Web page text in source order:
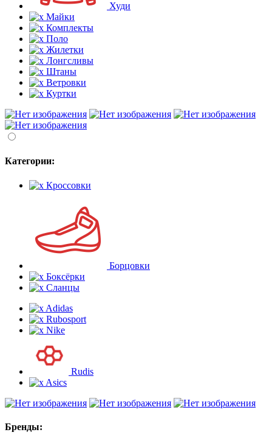
Худи
Майки
Комплекты
Поло
Жилетки
Лонгсливы
Штаны
Ветровки
Куртки
Категории:
Кроссовки
Борцовки
Боксёрки
Сланцы
Adidas
Rubosport
Nike
Rudis
Asics
Бренды: